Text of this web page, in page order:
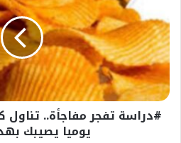
مفاجأة..
تناول
كيس
رقائق
البطاطس
يوميا
يصيبك
بهذا
#دراسة تفجر مفاجأة..
يوميا يصيبك